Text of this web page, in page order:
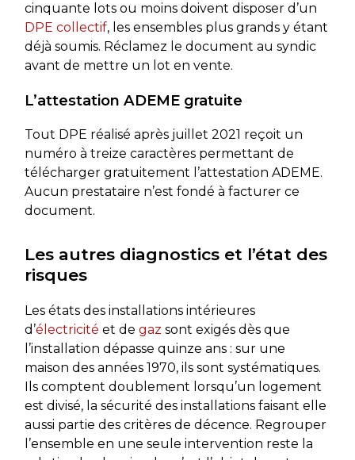
cinquante lots ou moins doivent disposer d’un
DPE collectif, les ensembles plus grands y étant
déjà soumis. Réclamez le document au syndic
avant de mettre un lot en vente.
L’attestation ADEME gratuite
Tout DPE réalisé après juillet 2021 reçoit un
numéro à treize caractères permettant de
télécharger gratuitement l’attestation ADEME.
Aucun prestataire n’est fondé à facturer ce
document.
Les autres diagnostics et l’état des
risques
Les états des installations intérieures
d’électricité et de gaz sont exigés dès que
l’installation dépasse quinze ans : sur une
maison des années 1970, ils sont systématiques.
Ils comptent doublement lorsqu’un logement
est divisé, la sécurité des installations faisant elle
aussi partie des critères de décence. Regrouper
l’ensemble en une seule intervention reste la